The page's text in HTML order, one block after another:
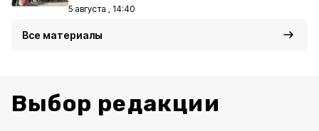
5 августа , 14:40
Все материалы
Выбор редакции